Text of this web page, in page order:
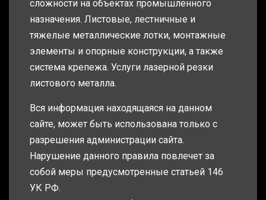
сложности на объектах промышленного
назначения. Листовые, лестничные и
тяжелые металлические лотки, монтажные
элементы и опорные конструкции, а также
система крепежа. Услуги лазерной резки
листового металла.
Вся информация находящаяся на данном
сайте, может быть использована только с
разрешения администрации сайта.
Нарушение данного правила повлечет за
собой меры предусмотренные статьей 146
УК РФ.